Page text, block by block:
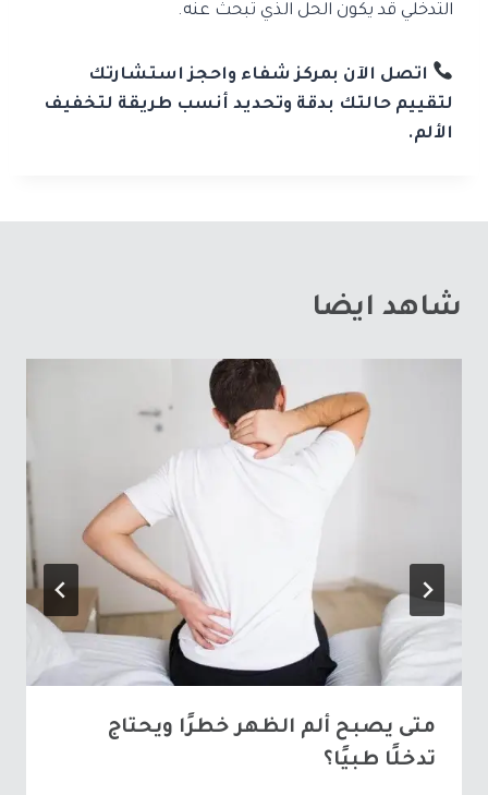
التدخلي قد يكون الحل الذي تبحث عنه.
اتصل الآن بمركز شفاء واحجز استشارتك
لتقييم حالتك بدقة وتحديد أنسب طريقة لتخفيف
الألم.
شاهد ايضا
متى يصبح ألم الظهر خطرًا ويحتاج
تدخلًا طبيًا؟